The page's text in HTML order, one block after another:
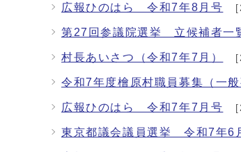
広報ひのはら 令和7年8月号
第27回参議院選挙 立候補者一
村長あいさつ（令和7年7月）
令和7年度檜原村職員募集（一
広報ひのはら 令和7年7月号
東京都議会議員選挙 令和7年6